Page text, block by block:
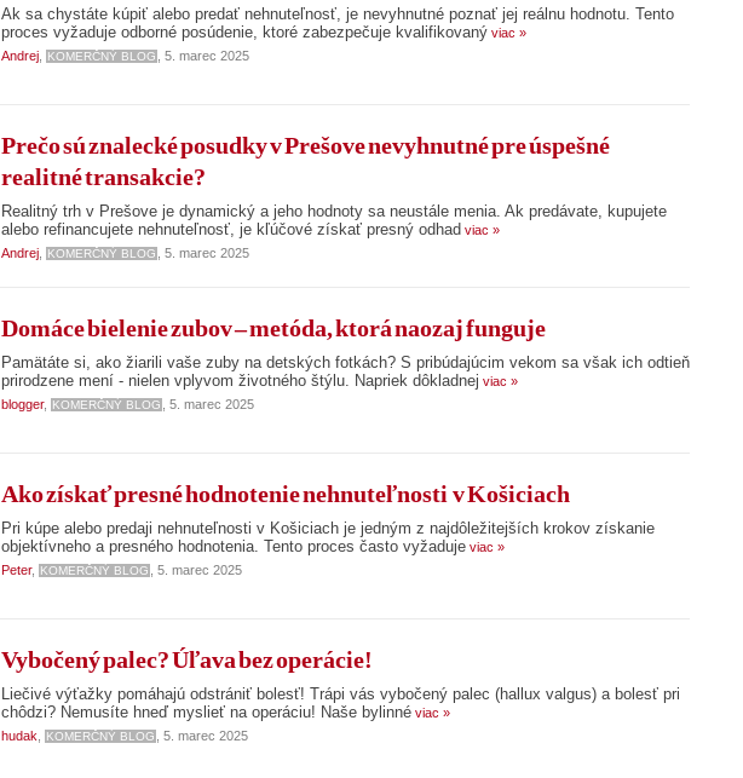
Ak sa chystáte kúpiť alebo predať nehnuteľnosť, je nevyhnutné poznať jej reálnu hodnotu. Tento
proces vyžaduje odborné posúdenie, ktoré zabezpečuje kvalifikovaný viac »
Andrej
KOMERČNÝ BLOG , 5. marec 2025
Prečo sú znalecké posudky v Prešove nevyhnutné pre úspešné
realitné transakcie?
Realitný trh v Prešove je dynamický a jeho hodnoty sa neustále menia. Ak predávate, kupujete
alebo refinancujete nehnuteľnosť, je kľúčové získať presný odhad viac »
Andrej
KOMERČNÝ BLOG , 5. marec 2025
Domáce bielenie zubov – metóda, ktorá naozaj funguje
Pamätáte si, ako žiarili vaše zuby na detských fotkách? S pribúdajúcim vekom sa však ich odtieň
prirodzene mení - nielen vplyvom životného štýlu. Napriek dôkladnej viac »
blogger, KOMERČNÝ BLOG , 5. marec 2025
Ako získať presné hodnotenie nehnuteľnosti v Košiciach
Pri kúpe alebo predaji nehnuteľnosti v Košiciach je jedným z najdôležitejších krokov získanie
objektívneho a presného hodnotenia. Tento proces často vyžaduje viac »
Peter, KOMERČNÝ BLOG , 5. marec 2025
Vybočený palec? Úľava bez operácie!
Liečivé výťažky pomáhajú odstrániť bolesť! Trápi vás vybočený palec (hallux valgus) a bolesť pri
chôdzi? Nemusíte hneď myslieť na operáciu! Naše bylinné viac »
hudak
KOMERČNÝ BLOG , 5. marec 2025